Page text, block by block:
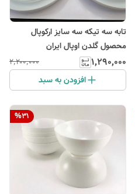
تابه سه تیکه سه سایز ارکوپال
محصول گلدن اوپال ایران
۱٬۲۹۰٬۰۰۰ ۲٬۲۰۰٬۰۰۰
افزودن به سبد
%31